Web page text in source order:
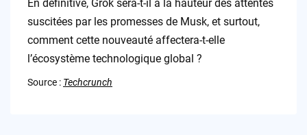
En définitive, Grok sera-t-il à la hauteur des attentes
suscitées par les promesses de Musk, et surtout,
comment cette nouveauté affectera-t-elle
l’écosystème technologique global ?
Source : Techcrunch